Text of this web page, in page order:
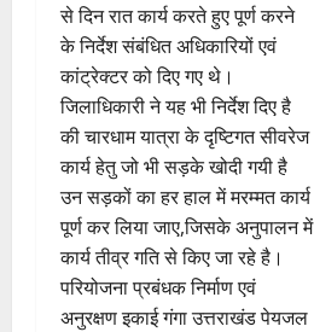
से दिन रात कार्य करते हुए पूर्ण करने
के निर्देश संबंधित अधिकारियों एवं
कांट्रेक्टर को दिए गए थे।
जिलाधिकारी ने यह भी निर्देश दिए है
की चारधाम यात्रा के दृष्टिगत सीवरेज
कार्य हेतु जो भी सड़के खोदी गयी है
उन सड़कों का हर हाल में मरम्मत कार्य
पूर्ण कर लिया जाए,जिसके अनुपालन में
कार्य तीव्र गति से किए जा रहे है।
परियोजना प्रबंधक निर्माण एवं
अनुरक्षण इकाई गंगा उत्तराखंड पेयजल